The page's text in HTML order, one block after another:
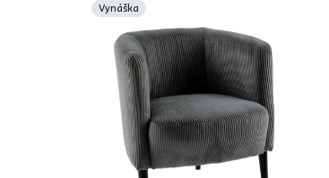
Vynáška